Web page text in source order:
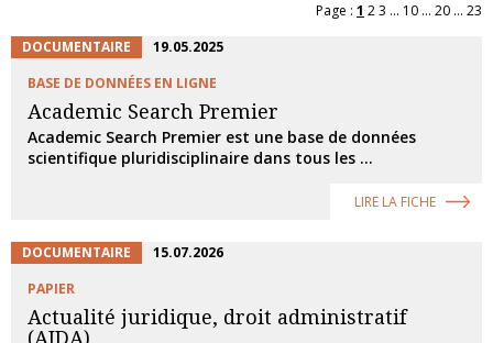
Page : 1 23 ... 10 ... 20 ... 23
DOCUMENTAIRE
19.05.2025
BASE DE DONNÉES EN LIGNE
Academic Search Premier
Academic Search Premier est une base de données
scientifique pluridisciplinaire dans tous les ...
LIRE LA FICHE
DOCUMENTAIRE
15.07.2026
PAPIER
Actualité juridique, droit administratif
(AJDA)